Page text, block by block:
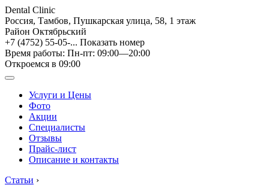
Dental Clinic
Россия, Тамбов, Пушкарская улица, 58, 1 этаж
Район Октябрьский
+7 (4752) 55-05-... Показать номер
Время работы: Пн-пт: 09:00—20:00
Откроемся в 09:00
Услуги и Цены
Фото
Акции
Специалисты
Отзывы
Прайс-лист
Описание и контакты
Статьи ›